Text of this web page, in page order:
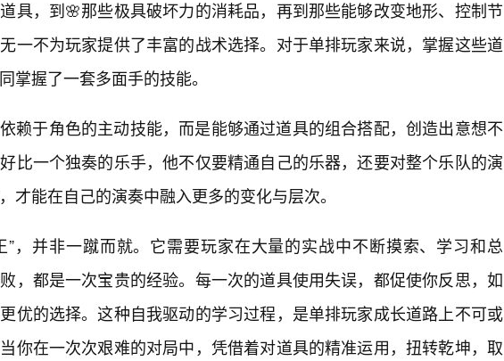
具，到🌸那些极具破坏力的消耗品，再到那些能够改变地形、控制节
一不为玩家提供了丰富的战术选择。对于单排玩家来说，掌握这些道
掌握了一套多面手的技能。
赖于角色的主动技能，而是能够通过道具的组合搭配，创造出意想不
比一个独奏的乐手，他不仅要精通自己的乐器，还要对整个乐队的演
才能在自己的演奏中融入更多的变化与层次。
”，并非一蹴而就。它需要玩家在大量的实战中不断摸索、学习和总
，都是一次宝贵的经验。每一次的道具使用失误，都促使你反思，如
优的选择。这种自我驱动的学习过程，是单排玩家成长道路上不可或
你在一次次艰难的对局中，凭借着对道具的精准运用，扭转乾坤，取